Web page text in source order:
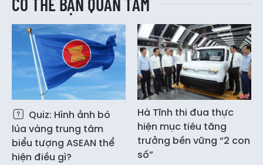
Quiz: Hình ảnh bó
lúa vàng trung tâm
biểu tượng ASEAN thể
hiện điều gì?
Hà Tĩnh thi đua thực
hiện mục tiêu tăng
trưởng bền vững “2 con
số”